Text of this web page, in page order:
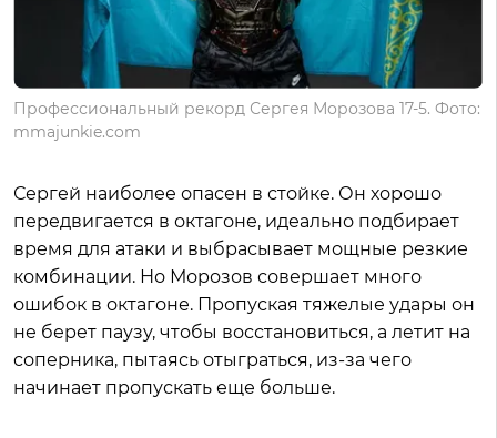
Профессиональный рекорд Сергея Морозова 17-5. Фото:
mmajunkie.com
Сергей наиболее опасен в стойке. Он хорошо
передвигается в октагоне, идеально подбирает
время для атаки и выбрасывает мощные резкие
комбинации. Но Морозов совершает много
ошибок в октагоне. Пропуская тяжелые удары он
не берет паузу, чтобы восстановиться, а летит на
соперника, пытаясь отыграться, из-за чего
начинает пропускать еще больше.